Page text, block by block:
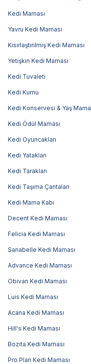
Kedi Maması
Yavru Kedi Maması
Kısırlaştırılmış Kedi Maması
Yetişkin Kedi Maması
Kedi Tuvaleti
Kedi Kumu
Kedi Konservesi & Yaş
Kedi Ödül Maması
Kedi Oyuncakları
Kedi Yatakları
Kedi Tarakları
Kedi Taşıma Çantaları
Kedi Mama Kabı
Decent Kedi Maması
Felicia Kedi Maması
Sanabelle Kedi Maması
Advance Kedi Maması
Obivan Kedi Maması
Luis Kedi Maması
Acana Kedi Maması
Hill's Kedi Maması
Bozita Kedi Maması
Pro Plan Kedi Maması